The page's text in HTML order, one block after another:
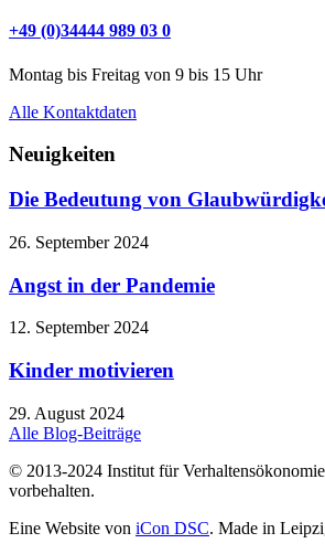
+49 (0)34444 989 03 0
Montag bis Freitag von 9 bis 15 Uhr
Alle Kontaktdaten
Neuigkeiten
Die Bedeutung von
26. September 2024
Angst in der Pandemie
12. September 2024
Kinder motivieren
29. August 2024
Alle Blog-Beiträge
© 2013-2024 Institut für
vorbehalten.
Eine Website von iCon DSC. Made in